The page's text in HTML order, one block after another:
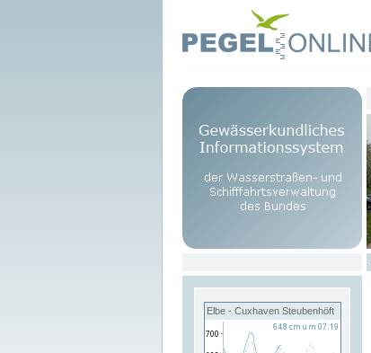
Elbe - Cuxhaven Steubenhöft